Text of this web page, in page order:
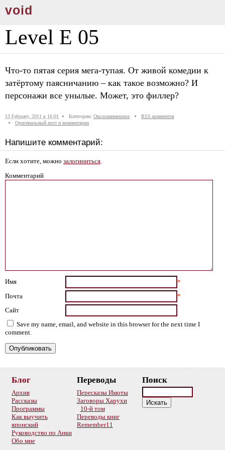
void
Level E 05
Что-то пятая серия мега-тупая. От живой комедии к
затёртому паясничанию – как такое возможно? И
персонажи все унылые. Может, это филлер?
13 February, 2011 в 16:01 Категории: Околоанимешное
RSS комментов
Оригинальный пост и комментарии
Напишите комментарий:
Если хотите, можно залогиниться.
Комментарий
Имя
*
Почта
*
Сайт
Save my name, email, and website in this browser for the next time I
comment.
Блог
Архив
Рассказы
Программы
Как выучить
японский
Руководство по Анки
Обо мне
Переводы
Пересказы Имоты
Заговоры Харухи
10-й том
Переводы книг
Remember11
Поиск